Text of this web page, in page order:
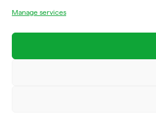
Manage services